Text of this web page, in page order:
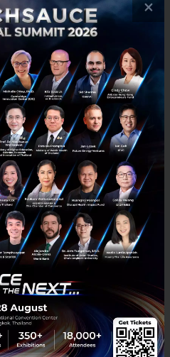
Samsung Galaxy S22
001-5375
4658-9500
Media
Services
Policy
×